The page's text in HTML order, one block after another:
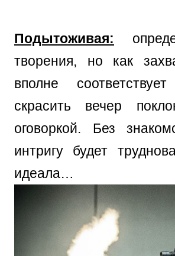
Подытоживая:
творения, но как
вполне
скрасить вечер
оговоркой. Без
интригу будет
идеала…